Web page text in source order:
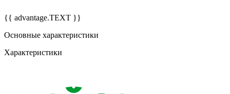
{{ advantage.TEXT }}
Основные характеристики
Характеристики